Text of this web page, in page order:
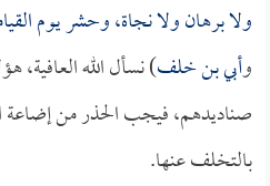
ولا برهان ولا نجاة، وحشر يوم
وأبي بن خلف) نسأل الله العافية،
صناديدهم، فيجب الحذر من إضاعة
بالتخلف عنها.